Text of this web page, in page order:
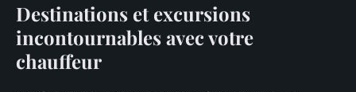
Destinations et excursions
incontournables avec votre
chauffeur